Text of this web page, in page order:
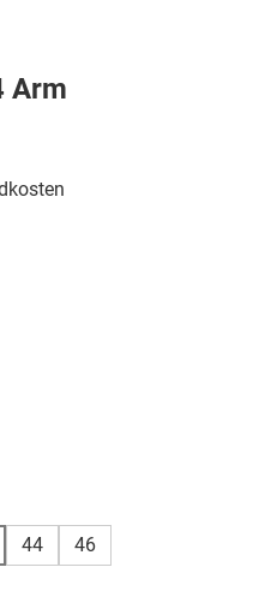
Arm
Option ist zurzeit nicht
44 46